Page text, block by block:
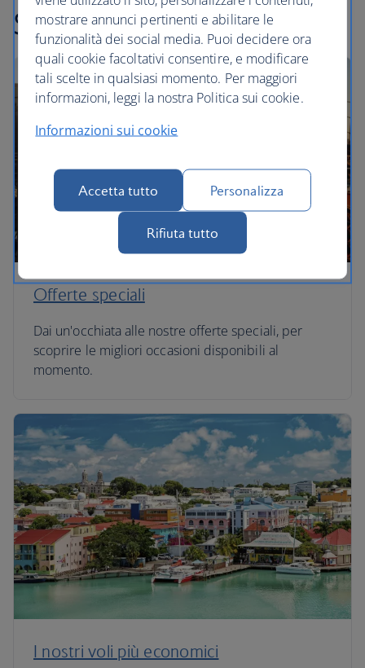
Scopri altre offerte
Offerte speciali
Dai un'occhiata alle nostre offerte speciali, per
scoprire le migliori occasioni disponibili al
momento.
I nostri voli più economici
mostrare annunci pertinenti e abilitare le
funzionalità dei social media. Puoi decidere ora
quali cookie facoltativi consentire, e modificare
tali scelte in qualsiasi momento. Per maggiori
informazioni, leggi la nostra Politica sui cookie.
Informazioni sui cookie
Accetta tutto Personalizza
Rifiuta tutto